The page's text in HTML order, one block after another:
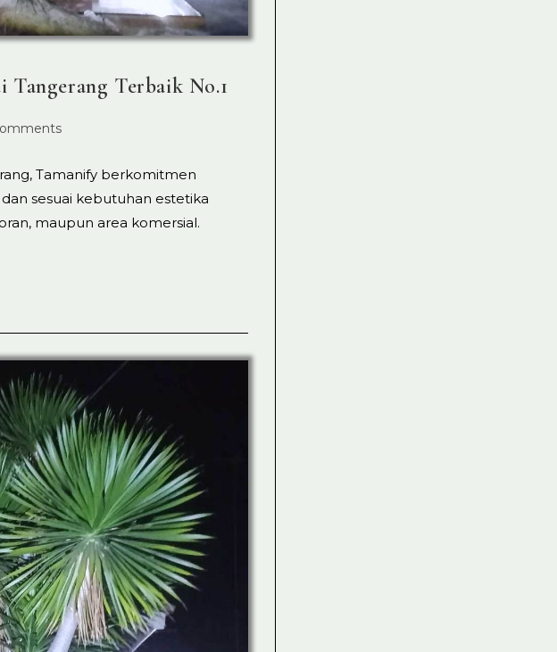
Tangerang Terbaik No.1
Tamanify berkomitmen
sesuai kebutuhan estetika
maupun area komersial.